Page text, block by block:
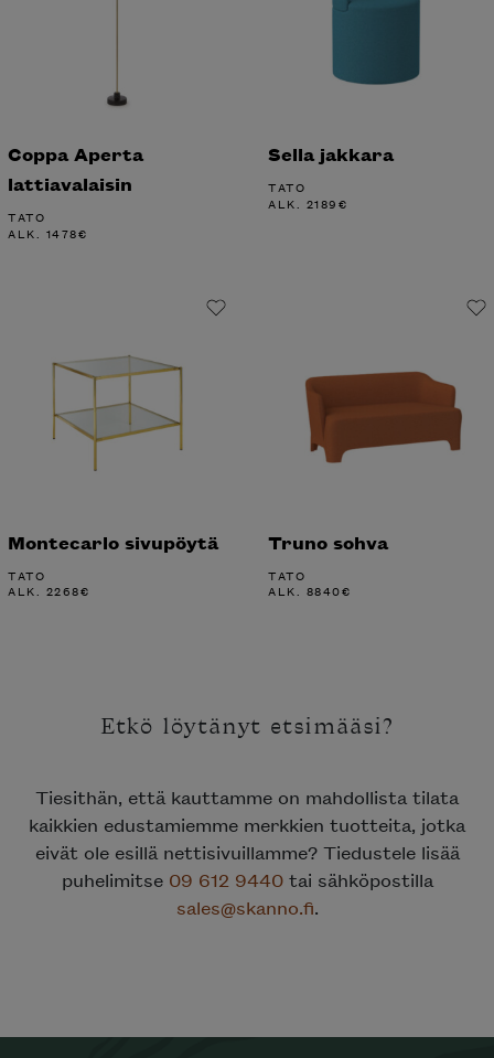
Coppa Aperta
lattiavalaisin
TATO
ALK. 1478€
Sella jakkara
TATO
ALK. 2189€
Montecarlo sivupöytä
TATO
ALK. 2268€
Truno sohva
TATO
ALK. 8840€
Etkö löytänyt etsimääsi?
Tiesithän, että kauttamme on mahdollista tilata
kaikkien edustamiemme merkkien tuotteita, jotka
eivät ole esillä nettisivuillamme? Tiedustele lisää
puhelimitse 09 612 9440tai sähköpostilla
sales@skanno.fi.